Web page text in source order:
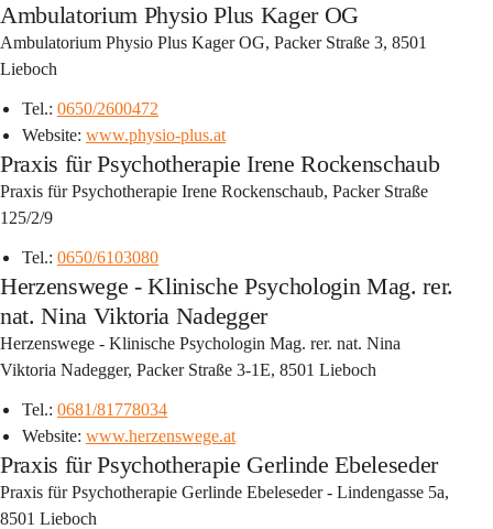
Ambulatorium Physio Plus Kager OG
Ambulatorium Physio Plus Kager OG, Packer Straße 3, 8501
Lieboch
Tel.: 0650/2600472
Website: www.physio-plus.at
Praxis für Psychotherapie Irene Rockenschaub
Praxis für Psychotherapie Irene Rockenschaub, Packer Straße
125/2/9
Tel.: 0650/6103080
Herzenswege - Klinische Psychologin Mag. rer.
nat. Nina Viktoria Nadegger
Herzenswege - Klinische Psychologin Mag. rer. nat. Nina
Viktoria Nadegger, Packer Straße 3-1E, 8501 Lieboch
Tel.: 0681/81778034
Website: www.herzenswege.at
Praxis für Psychotherapie Gerlinde Ebeleseder
Praxis für Psychotherapie Gerlinde Ebeleseder - Lindengasse 5a,
8501 Lieboch